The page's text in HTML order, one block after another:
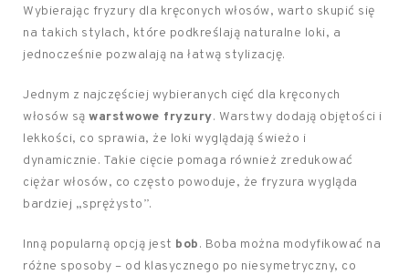
Wybierając fryzury dla kręconych włosów, warto skupić się
na takich stylach, które podkreślają naturalne loki, a
jednocześnie pozwalają na łatwą stylizację.
Jednym z najczęściej wybieranych cięć dla kręconych
włosów są warstwowe fryzury. Warstwy dodają objętości i
lekkości, co sprawia, że loki wyglądają świeżo i
dynamicznie. Takie cięcie pomaga również zredukować
ciężar włosów, co często powoduje, że fryzura wygląda
bardziej „sprężysto”.
Inną popularną opcją jest bob. Boba można modyfikować na
różne sposoby – od klasycznego po niesymetryczny, co